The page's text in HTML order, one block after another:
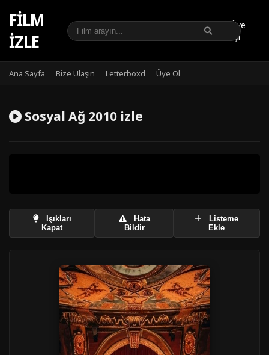
FILM
IZLE
Üye
Girişi
Ana Sayfa Bize Ulaşın Letterboxd Üye Ol
Sosyal Ağ 2010 izle
Işıkları
Kapat
Hata
Bildir
Listeme
Ekle